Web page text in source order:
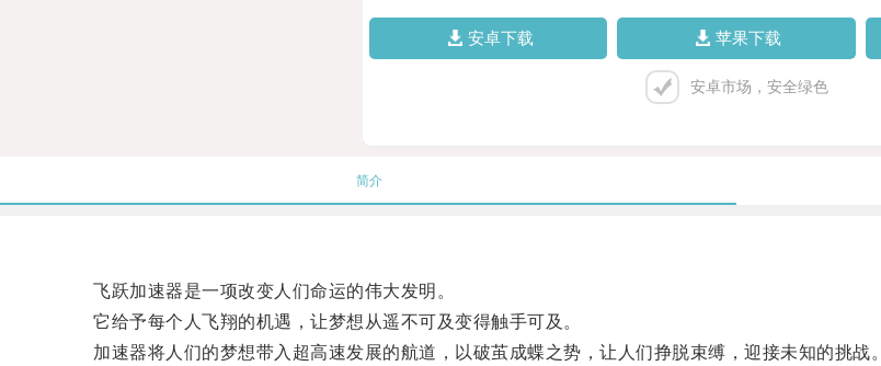
安卓下载 苹果下载
安卓市场，安全绿色
简介
飞跃加速器是一项改变人们命运的伟大发明。
它给予每个人飞翔的机遇，让梦想从遥不可及变得触手可及。
加速器将人们的梦想带入超高速发展的航道，以破茧成蝶之势，让人们挣脱束缚，迎接未知的挑战。